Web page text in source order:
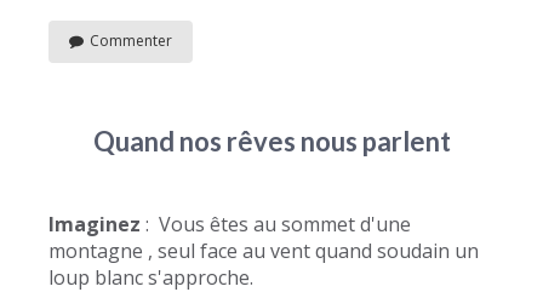
Commenter
Quand nos rêves nous parlent
Imaginez : Vous êtes au sommet d'une
montagne , seul face au vent quand soudain un
loup blanc s'approche.